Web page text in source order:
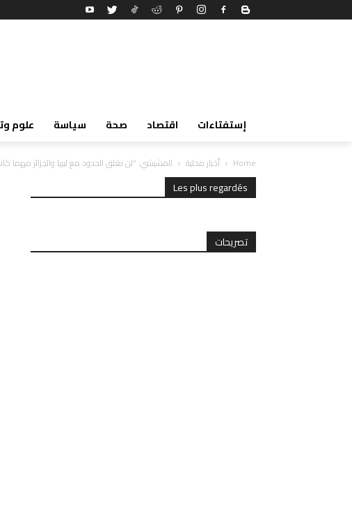
علوم سياسة صحة اقتصاد إستفتاءات
Home أخبار محلية المشيشي: “لن نغلق الحدود مع ليبيا والجزائر مهما
Les plus regardés
تصريحات